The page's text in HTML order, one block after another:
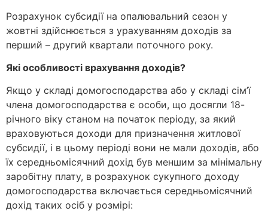
Розрахунок субсидії на опалювальний сезон у
жовтні здійснюється з урахуванням доходів за
перший – другий квартали поточного року.
Які особливості врахування доходів?
Якщо у складі домогосподарства або у складі сім’ї
члена домогосподарства є особи, що досягли 18-
річного віку станом на початок періоду, за який
враховуються доходи для призначення житлової
субсидії, і в цьому періоді вони не мали доходів, або
їх середньомісячний дохід був меншим за мінімальну
заробітну плату, в розрахунок сукупного доходу
домогосподарства включається середньомісячний
дохід таких осіб у розмірі: